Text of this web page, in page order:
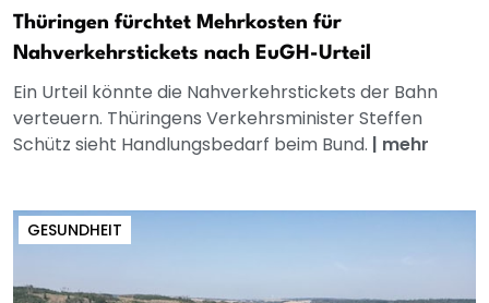
Thüringen fürchtet Mehrkosten für
Nahverkehrstickets nach EuGH-Urteil
Ein Urteil könnte die Nahverkehrstickets der Bahn
verteuern. Thüringens Verkehrsminister Steffen
Schütz sieht Handlungsbedarf beim Bund. | mehr
GESUNDHEIT